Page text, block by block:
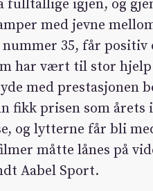
fulltallige igjen, og
med jevne
35, får
har vært til stor
med prestasjonen
fikk prisen som
og lytterne får bli
måtte lånes på
Aabel Sport.